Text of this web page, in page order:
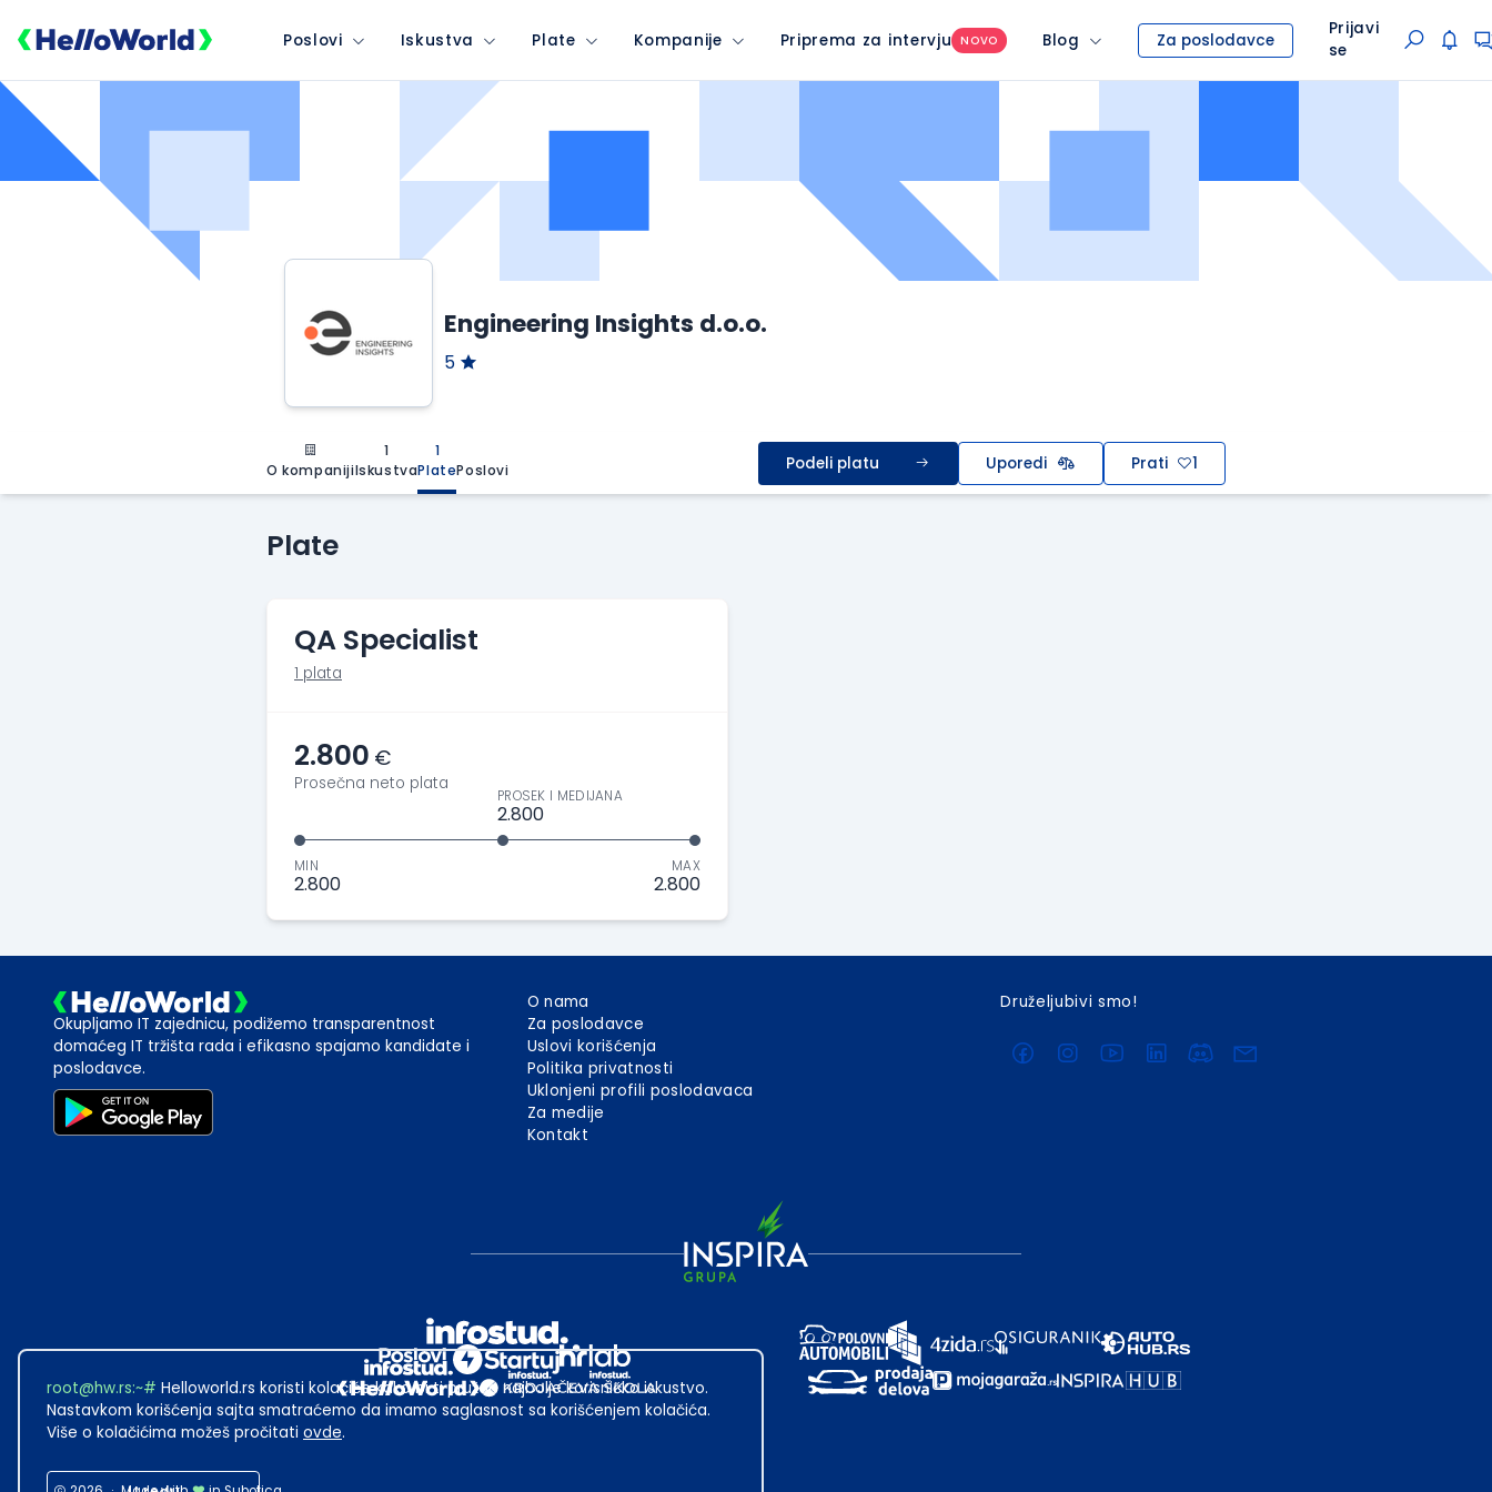
Poslovi Iskustva Plate Kompanije Priprema za intervju NOVO Blog Za poslodavce
Prijavi
se
Engineering Insights d.o.o.
5
O kompaniji
1
Iskustva
1
PlatePoslovi Podeli platu Uporedi Prati 1
Plate
QA Specialist
1 plata
2.800 €
Prosečna neto plata
MIN
2.800
PROSEK I MEDIJANA
2.800
MAX
2.800
Okupljamo IT zajednicu, podižemo transparentnost
domaćeg IT tržišta rada i efikasno spajamo kandidate i
poslodavce.
O nama
Za poslodavce
Uslovi korišćenja
Politika privatnosti
Uklonjeni profili poslodavaca
Za medije
Kontakt
Druželjubivi smo!
root@hw.rs:~# Helloworld.rs koristi kolačiće kako bi ti pružao najbolje korisničko iskustvo.
Nastavkom korišćenja sajta smatraćemo da imamo saglasnost sa korišćenjem kolačića.
Više o kolačićima možeš pročitati ovde.